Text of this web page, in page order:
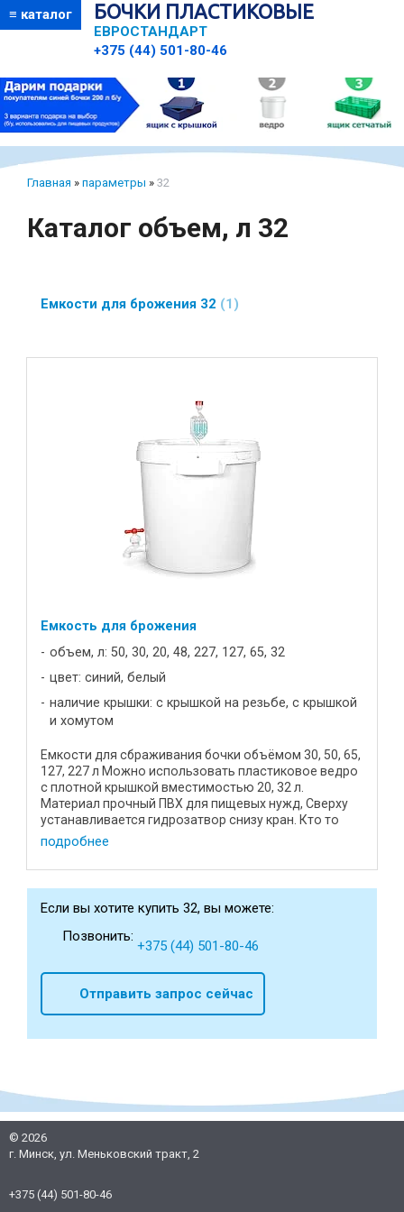
≡ каталог БОЧКИ ПЛАСТИКОВЫЕ
ЕВРОСТАНДАРТ
+375 (44) 501-80-46
Главная » параметры » 32
Каталог объем, л 32
Емкости для брожения 32 1
Емкость для брожения
объем, л: 50, 30, 20, 48, 227, 127, 65, 32
цвет: синий, белый
наличие крышки: с крышкой на резьбе, с крышкой
и хомутом
Емкости для сбраживания бочки объёмом 30, 50, 65,
127, 227 л Можно использовать пластиковое ведро
с плотной крышкой вместимостью 20, 32 л.
Материал прочный ПВХ для пищевых нужд, Сверху
устанавливается гидрозатвор снизу кран. Кто то
больше ...
подробнее
Если вы хотите купить 32, вы можете:
Позвонить:
+375 (44) 501-80-46
Отправить запрос сейчас
© 2026
г. Минск, ул. Меньковский тракт, 2
+375 (44) 501-80-46